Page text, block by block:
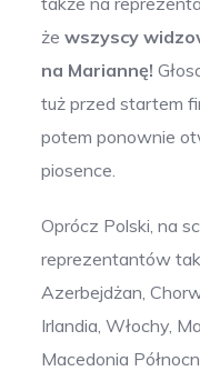
żewszyscy
na Mariannę!
tuż przed startem
potem ponownie
piosence.
Oprócz Polski, na
reprezentantów
Azerbejdżan,
Irlandia, Włochy,
Macedonia